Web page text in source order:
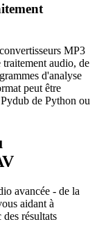
MP3
audio, de
d'analyse
peut être
de Python ou
avancée - de la
aidant à
résultats